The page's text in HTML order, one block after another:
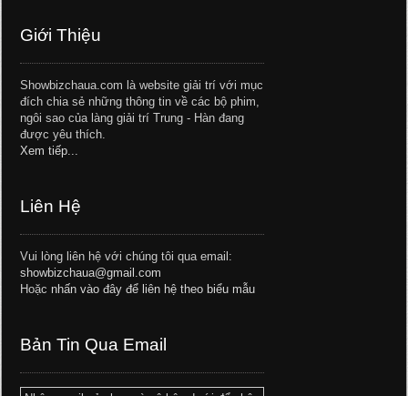
Giới Thiệu
Showbizchaua.com là website giải trí với mục
đích chia sẻ những thông tin về các bộ phim,
ngôi sao của làng giải trí Trung - Hàn đang
được yêu thích.
Xem tiếp...
Liên Hệ
Vui lòng liên hệ với chúng tôi qua email:
showbizchaua@gmail.com
Hoặc nhấn vào đây để liên hệ theo biểu mẫu
Bản Tin Qua Email